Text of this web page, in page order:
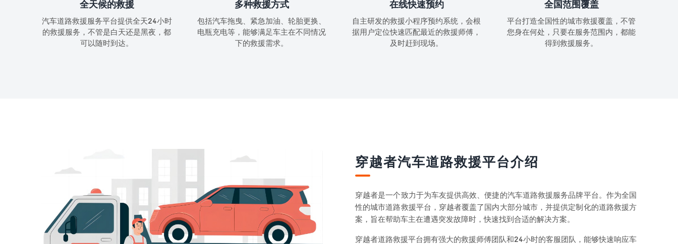
全天候的救援
汽车道路救援服务平台提供全天24小时
的救援服务，不管是白天还是黑夜，都
可以随时到达。
多种救援方式
包括汽车拖曳、紧急加油、轮胎更换、
电瓶充电等，能够满足车主在不同情况
下的救援需求。
在线快速预约
自主研发的救援小程序预约系统，会根
据用户定位快速匹配最近的救援师傅，
及时赶到现场。
全国范围覆盖
平台打造全国性的城市救援覆盖，不管
您身在何处，只要在服务范围内，都能
得到救援服务。
穿越者汽车道路救援平台介绍
穿越者是一个致力于为车友提供高效、便捷的汽车道路救援服务品牌平台。作为全国
性的城市道路救援平台，穿越者覆盖了国内大部分城市，并提供定制化的道路救援方
案，旨在帮助车主在遭遇突发故障时，快速找到合适的解决方案。
穿越者道路救援平台拥有强大的救援师傅团队和24小时的客服团队，能够快速响应车